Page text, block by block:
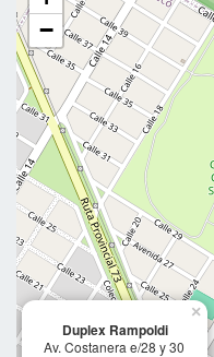
Duplex Rampoldi
Av. Costanera e/28 y 30
×
−